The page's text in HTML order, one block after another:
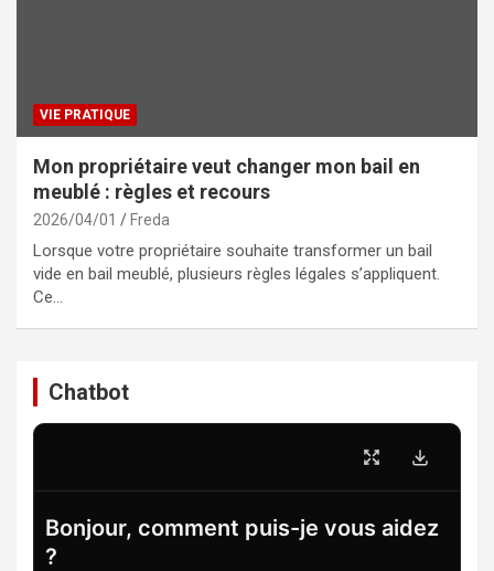
VIE PRATIQUE
Mon propriétaire veut changer mon bail en
meublé : règles et recours
2026/04/01 Freda
Lorsque votre propriétaire souhaite transformer un bail
vide en bail meublé, plusieurs règles légales s’appliquent.
Ce…
Chatbot
Bonjour, comment puis-je vous aidez
?